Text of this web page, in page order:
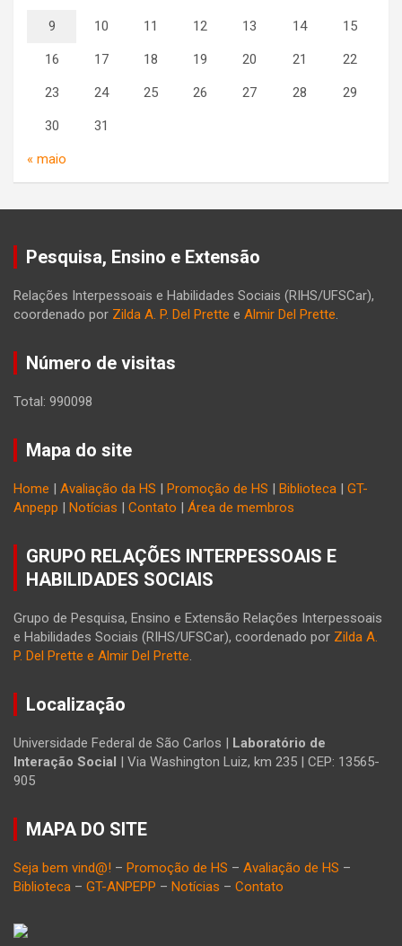
9 10 11 12 13 14 15
16 17 18 19 20 21 22
23 24 25 26 27 28 29
30 31
« maio
Pesquisa, Ensino e Extensão
Relações Interpessoais e Habilidades Sociais (RIHS/UFSCar),
coordenado por Zilda A. P. Del Prette e Almir Del Prette.
Número de visitas
Total: 990098
Mapa do site
Home Avaliação da HS Promoção de HS Biblioteca
GT-
Anpepp
Notícias Contato Área de membros
GRUPO RELAÇÕES INTERPESSOAIS E
HABILIDADES SOCIAIS
Grupo de Pesquisa, Ensino e Extensão Relações Interpessoais
e Habilidades Sociais (RIHS/UFSCar), coordenado por Zilda A.
P. Del Prette e Almir Del Prette.
Localização
Universidade Federal de São Carlos |
Laboratório de
Interação Social
| Via Washington Luiz, km 235 | CEP: 13565-
905
MAPA DO SITE
Seja bem vind@! – Promoção de HS – Avaliação de HS –
Biblioteca – GT-ANPEPP – Notícias – Contato